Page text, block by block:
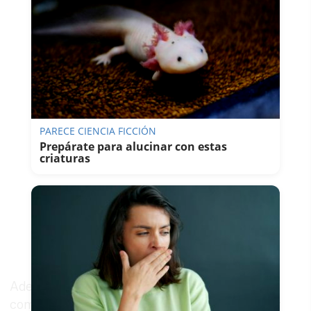
Además, tanto los motivos (o fines) “próximos”
como los “remotos”, a veces son conscientes y
PARECE CIENCIA FICCIÓN
Prepárate para alucinar con estas
criaturas